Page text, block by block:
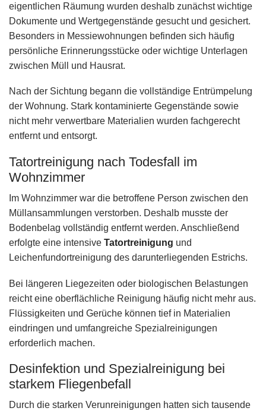
eigentlichen Räumung wurden deshalb zunächst wichtige
Dokumente und Wertgegenstände gesucht und gesichert.
Besonders in Messiewohnungen befinden sich häufig
persönliche Erinnerungsstücke oder wichtige Unterlagen
zwischen Müll und Hausrat.
Nach der Sichtung begann die vollständige Entrümpelung
der Wohnung. Stark kontaminierte Gegenstände sowie
nicht mehr verwertbare Materialien wurden fachgerecht
entfernt und entsorgt.
Tatortreinigung nach Todesfall im
Wohnzimmer
Im Wohnzimmer war die betroffene Person zwischen den
Müllansammlungen verstorben. Deshalb musste der
Bodenbelag vollständig entfernt werden. Anschließend
erfolgte eine intensive Tatortreinigung und
Leichenfundortreinigung des darunterliegenden Estrichs.
Bei längeren Liegezeiten oder biologischen Belastungen
reicht eine oberflächliche Reinigung häufig nicht mehr aus.
Flüssigkeiten und Gerüche können tief in Materialien
eindringen und umfangreiche Spezialreinigungen
erforderlich machen.
Desinfektion und Spezialreinigung bei
starkem Fliegenbefall
Durch die starken Verunreinigungen hatten sich tausende